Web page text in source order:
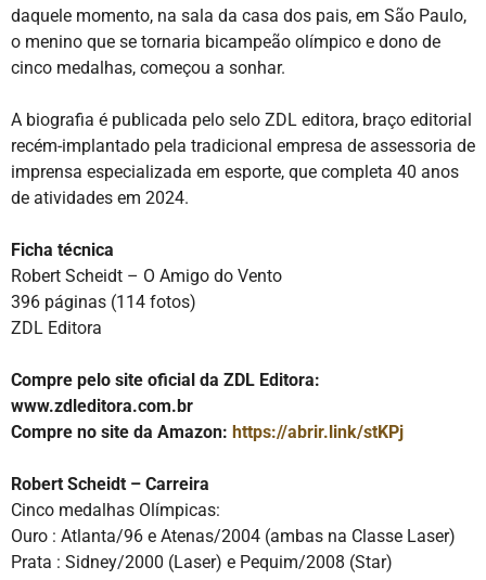
daquele momento, na sala da casa dos pais, em São Paulo,
o menino que se tornaria bicampeão olímpico e dono de
cinco medalhas, começou a sonhar.
A biografia é publicada pelo selo ZDL editora, braço editorial
recém-implantado pela tradicional empresa de assessoria de
imprensa especializada em esporte, que completa 40 anos
de atividades em 2024.
Ficha técnica
Robert Scheidt – O Amigo do Vento
396 páginas (114 fotos)
ZDL Editora
Compre pelo site oficial da ZDL Editora:
www.zdleditora.com.br
Compre no site da Amazon: https://abrir.link/stKPj
Robert Scheidt – Carreira
Cinco medalhas Olímpicas:
Ouro : Atlanta/96 e Atenas/2004 (ambas na Classe Laser)
Prata : Sidney/2000 (Laser) e Pequim/2008 (Star)